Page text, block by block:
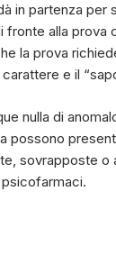
in partenza per
fronte alla prova
la prova
e il
nulla di
possono
sovrapposte o